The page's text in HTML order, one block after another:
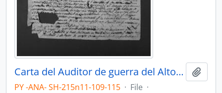
Carta del Auditor de guerra del Alto Perú a la Junta de Gobierno, sobre apresamiento del Gobernador Bernardo de Velasco.
PY -ANA- SH-215n11-109-115 · File ·